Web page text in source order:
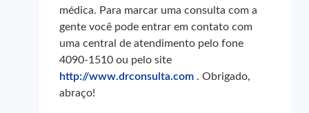
médica. Para marcar uma consulta com a
gente você pode entrar em contato com
uma central de atendimento pelo fone
4090-1510 ou pelo site
http://www.drconsulta.com . Obrigado,
abraço!